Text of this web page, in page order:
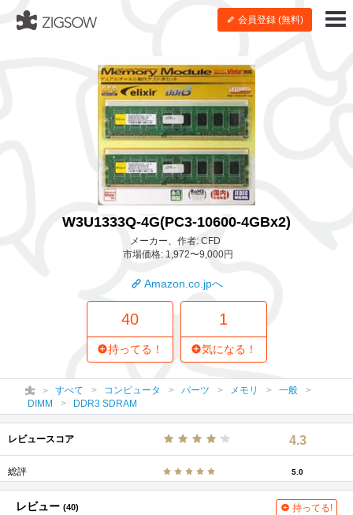
会員登録 (無料)
W3U1333Q-4G(PC3-10600-4GBx2)
メーカー、作者: CFD
市場価格: 1,972〜9,000円
Amazon.co.jpへ
40
持ってる！
1
気になる！
すべて コンピュータ パーツ メモリ
一般
DIMM
DDR3 SDRAM
レビュースコア 4.3
総評 5.0
レビュー (40) 持ってる!